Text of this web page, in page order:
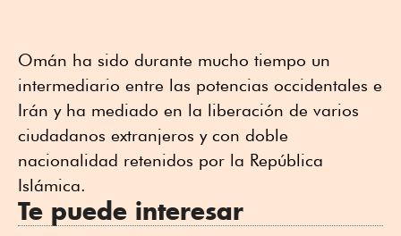
Omán ha sido durante mucho tiempo un
intermediario entre las potencias occidentales e
Irán y ha mediado en la liberación de varios
ciudadanos extranjeros y con doble
nacionalidad retenidos por la República
Islámica.
Te puede interesar